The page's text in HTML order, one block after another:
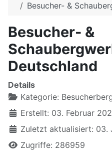
Besucher- &
Besucher- &
Deutschland
Details
Kategorie:
Erstellt: 03. Februar
Zuletzt aktualisiert: 03.
Zugriffe: 286959